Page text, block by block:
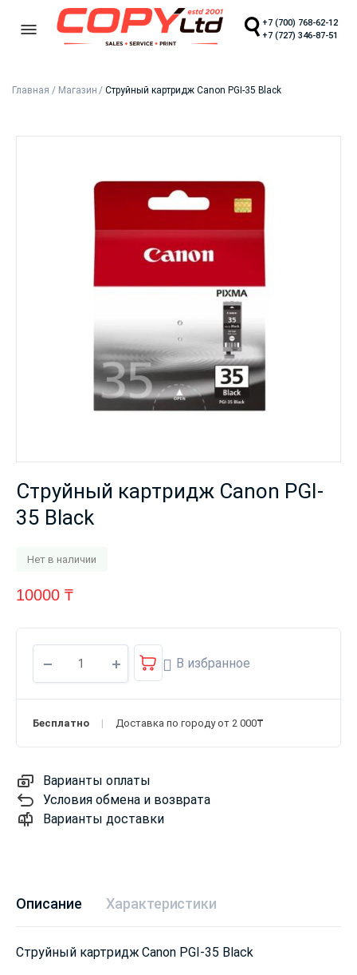
+7 (700) 768-62-12
+7 (727) 346-87-51
Главная / Магазин /Струйный картридж Canon PGI-35 Black
Струйный картридж Canon PGI-
35 Black
Нет в наличии
10000 ₸
В избранное
Бесплатно Доставка по городу от 2 000₸
Варианты оплаты
Условия обмена и возврата
Варианты доставки
Описание Характеристики
Струйный картридж Canon PGI-35 Black